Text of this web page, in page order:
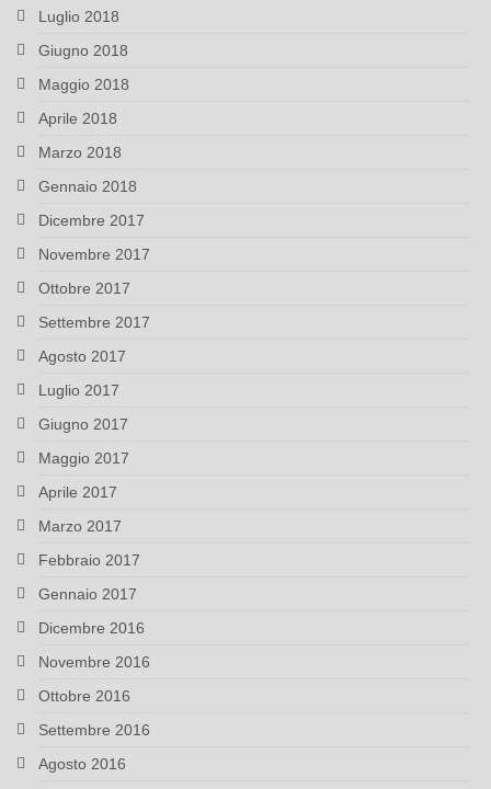
Luglio 2018
Giugno 2018
Maggio 2018
Aprile 2018
Marzo 2018
Gennaio 2018
Dicembre 2017
Novembre 2017
Ottobre 2017
Settembre 2017
Agosto 2017
Luglio 2017
Giugno 2017
Maggio 2017
Aprile 2017
Marzo 2017
Febbraio 2017
Gennaio 2017
Dicembre 2016
Novembre 2016
Ottobre 2016
Settembre 2016
Agosto 2016